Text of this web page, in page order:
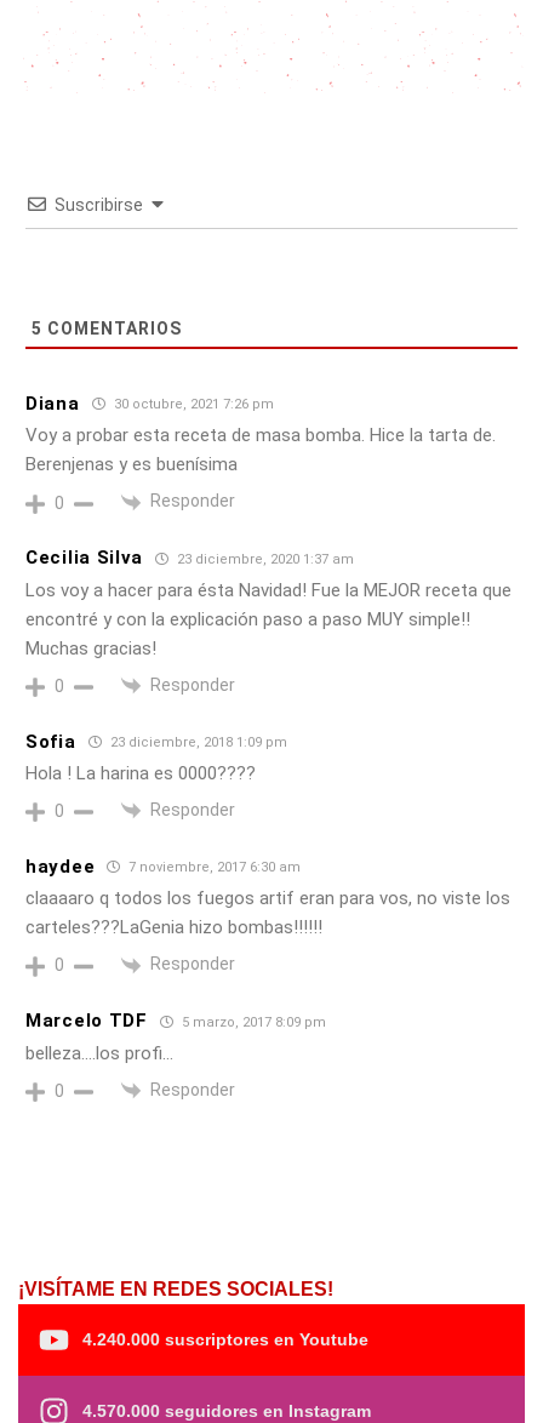
Suscribirse
5 COMENTARIOS
Diana 30 octubre, 2021 7:26 pm
Voy a probar esta receta de masa bomba. Hice la tarta de.
Berenjenas y es buenísima
0 Responder
Cecilia Silva 23 diciembre, 2020 1:37 am
Los voy a hacer para ésta Navidad! Fue la MEJOR receta que
encontré y con la explicación paso a paso MUY simple!!
Muchas gracias!
0 Responder
Sofia 23 diciembre, 2018 1:09 pm
Hola ! La harina es 0000????
0 Responder
haydee 7 noviembre, 2017 6:30 am
claaaaro q todos los fuegos artif eran para vos, no viste los
carteles???LaGenia hizo bombas!!!!!!
0 Responder
Marcelo TDF 5 marzo, 2017 8:09 pm
belleza….los profi…
0 Responder
¡VISÍTAME EN REDES SOCIALES!
4.240.000 suscriptores en Youtube
4.570.000 seguidores en Instagram